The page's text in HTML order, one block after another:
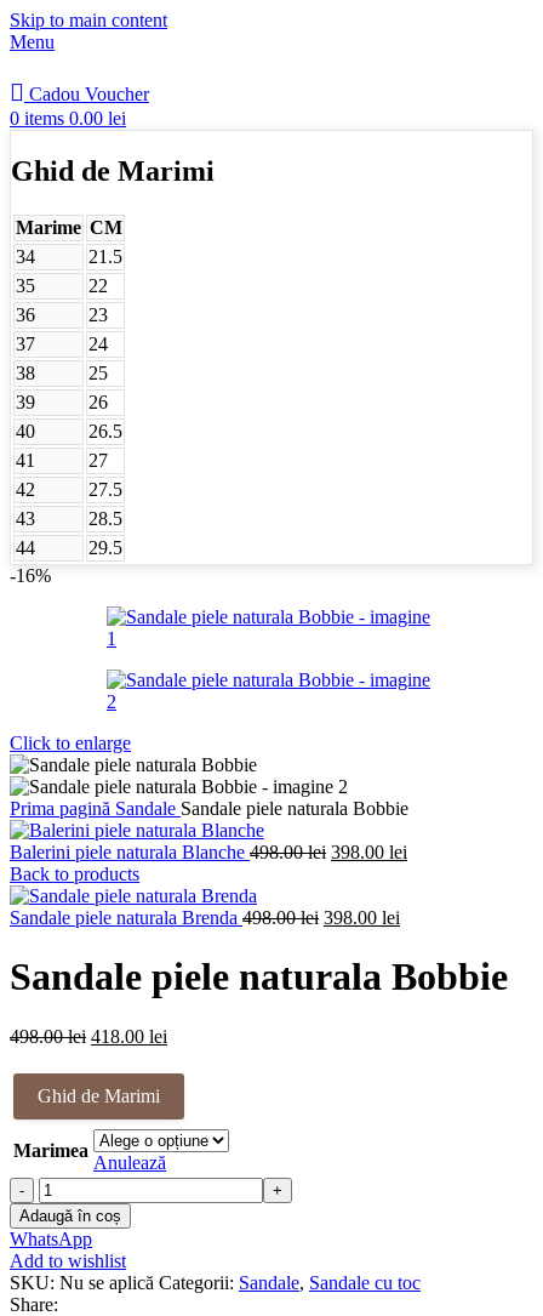
Skip to main content
Menu
Cadou Voucher
0 items 0.00 lei
Ghid de Marimi
Marime CM
34
21.5
35
22
36
23
37
24
38
25
39
26
40
26.5
41
27
42
27.5
43
28.5
44
29.5
-16%
Click to enlarge
Prima pagină Sandale Sandale piele naturala Bobbie
Balerini piele naturala Blanche 498.00lei Prețul
fost:
398.00 lei
Back to products
Sandale piele naturala Brenda 498.00lei Prețul
fost:
398.00 lei
este:
398.00 lei.
Sandale piele naturala Bobbie
498.00lei Prețul
a
fost:
498.00 lei.
418.00 lei
este:
Ghid de Marimi
Marimea
Anulează
Cantitate
Sandale
piele
naturala
Bobbie
Adaugă în coș
WhatsApp
Add to wishlist
SKU: Nu se aplică Categorii: Sandale, Sandale cu toc
Share: